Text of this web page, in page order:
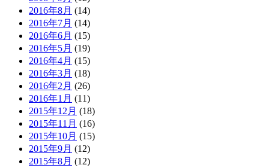
2016年8月 (14)
2016年7月 (14)
2016年6月 (15)
2016年5月 (19)
2016年4月 (15)
2016年3月 (18)
2016年2月 (26)
2016年1月 (11)
2015年12月 (18)
2015年11月 (16)
2015年10月 (15)
2015年9月 (12)
2015年8月 (12)